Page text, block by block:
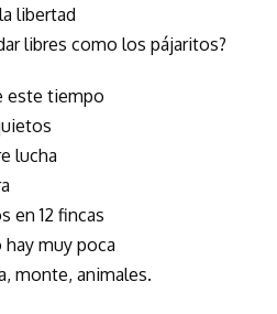
libertad
libres como los pájaritos?
este tiempo
lucha
en 12 fincas
hay muy poca
monte, animales.